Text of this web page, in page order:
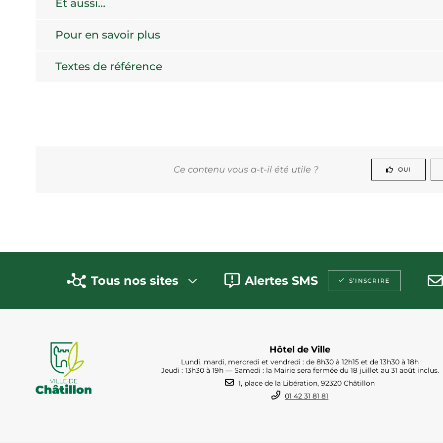
Et aussi…
Pour en savoir plus
Textes de référence
Ce contenu vous a-t-il été utile ? OUI
Tous nos sites Alertes SMS S’INSCRIRE
Hôtel de Ville
Lundi, mardi, mercredi et vendredi : de 8h30 à 12h15 et de 13h30 à 18h
Jeudi : 13h30 à 19h — Samedi : la Mairie sera fermée du 18 juillet au 31 août inclus.
1, place de la Libération, 92320 Châtillon
01 42 31 81 81